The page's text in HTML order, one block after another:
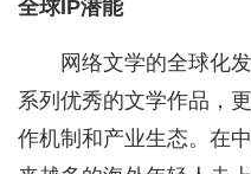
全球IP潜能
网络文学的全球化
系列优秀的文学作品，
作机制和产业生态。在